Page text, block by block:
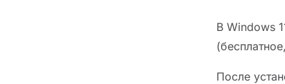
В Windows
После